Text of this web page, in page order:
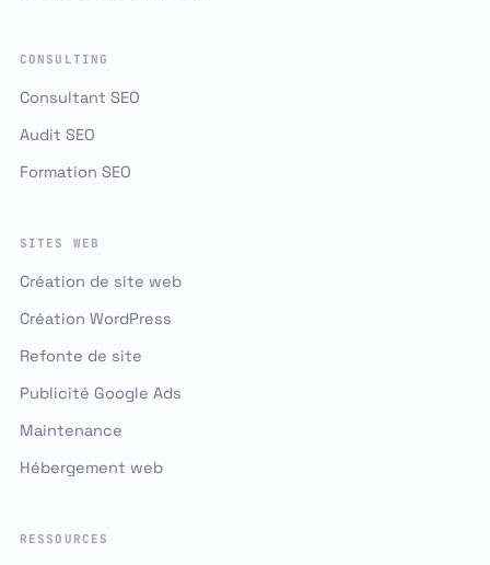
CONSULTING
Consultant SEO
Audit SEO
Formation SEO
SITES WEB
Création de site web
Création WordPress
Refonte de site
Publicité Google Ads
Maintenance
Hébergement web
RESSOURCES